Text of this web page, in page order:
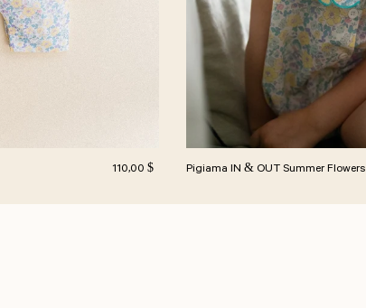
Prezzo normale
110,00 $ Pigiama IN & OUT Summer Flowers